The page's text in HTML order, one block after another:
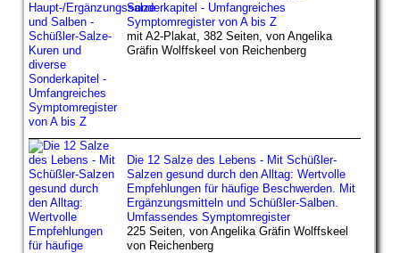
Sonderkapitel - Umfangreiches
Symptomregister von A bis Z
mit A2-Plakat, 382 Seiten, von Angelika
Gräfin Wolffskeel von Reichenberg
Die 12 Salze des Lebens - Mit Schüßler-
Salzen gesund durch den Alltag: Wertvolle
Empfehlungen für häufige Beschwerden. Mit
Ergänzungsmitteln und Schüßler-Salben.
Umfassendes Symptomregister
225 Seiten, von Angelika Gräfin Wolffskeel
von Reichenberg